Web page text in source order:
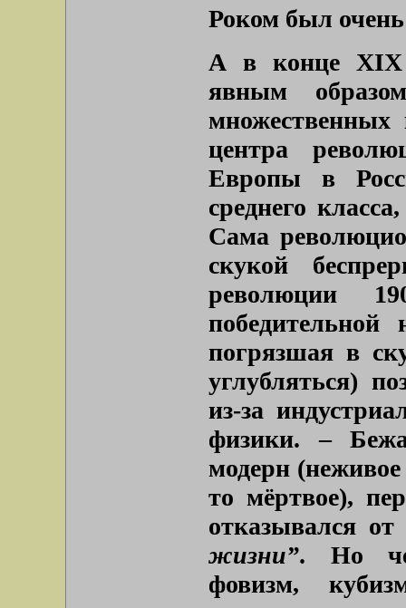
Роком был
А в конце XIX
явным
множественных
центра
Европы в
среднего
Сама
скукой
революции
погрязшая в
углубляться)
из-за
физики. –
модерн
то мёртвое),
отказывался
жизни”. Но
фовизм,